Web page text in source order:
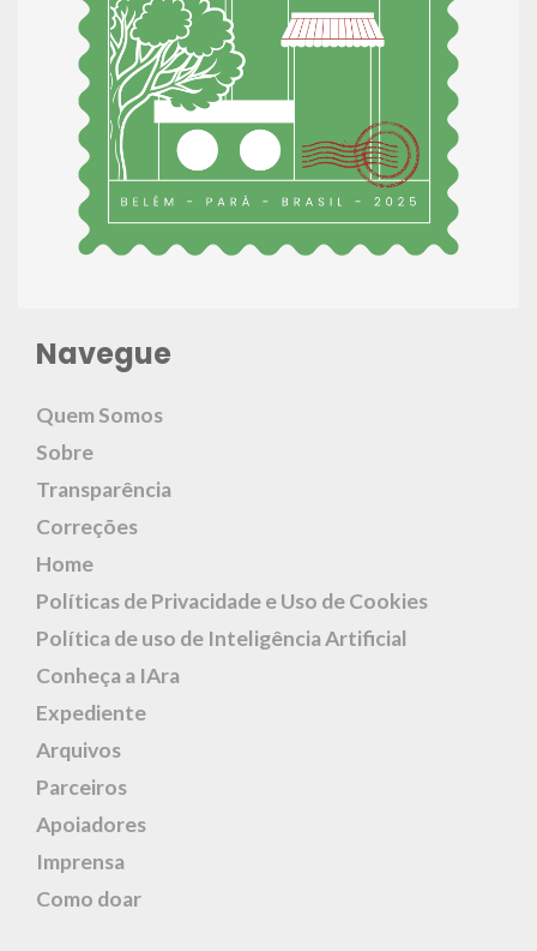
Navegue
Quem Somos
Sobre
Transparência
Correções
Home
Políticas de Privacidade e Uso de Cookies
Política de uso de Inteligência Artificial
Conheça a IAra
Expediente
Arquivos
Parceiros
Apoiadores
Imprensa
Como doar